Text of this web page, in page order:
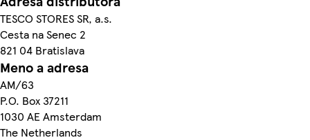
TESCO STORES SR, a.s.
Cesta na Senec 2
821 04 Bratislava
Meno a adresa
AM/63
P.O. Box 37211
1030 AE Amsterdam
The Netherlands